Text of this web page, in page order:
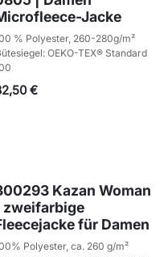
Jacke
% Polyester, 260-280g/m²
OEKO-TEX® Standard
€
Kazan Woman
| zweifarbige
für Damen
Polyester, ca. 260 g/m²